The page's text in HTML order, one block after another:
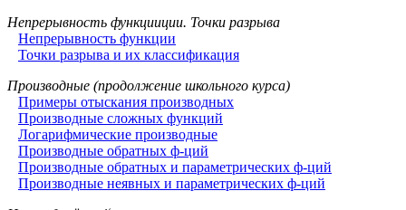
Непрерывность функцииции. Точки разрыва
Непрерывность функции
Точки разрыва и их классификация
Производные (продолжение школьного курса)
Примеры отыскания производных
Производные сложных функций
Логарифмические производные
Производные обратных ф-ций
Производные обратных и параметрических ф-ций
Производные неявных и параметрических ф-ций